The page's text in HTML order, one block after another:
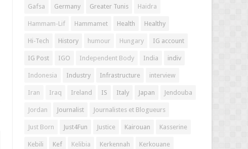
Gafsa Germany Greater Tunis Haidra
Hammam-Lif Hammamet Health Healthy
Hi-Tech History humour Hungary IG account
IG Post IGO Independent Body India indiv
Indonesia Industry Infrastructure interview
Iran Iraq Ireland IS Italy Japan Jendouba
Jordan Journalist Journalistes et Blogueurs
Just Born Just4Fun Justice Kairouan Kasserine
Kebili Kef Kelibia Kerkennah Kerkouane